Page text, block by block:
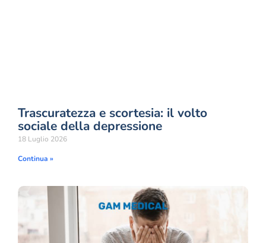
Trascuratezza e scortesia: il volto
sociale della depressione
18 Luglio 2026
Continua »